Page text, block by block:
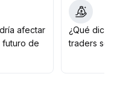
si el precio supera
de seguimiento
unidades
de soporte (por
la corrección
afectar
de
¿Qué
traders